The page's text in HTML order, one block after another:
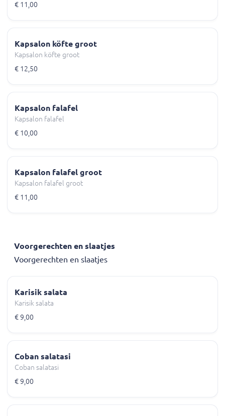
€ 11,00
Kapsalon köfte groot
Kapsalon köfte groot
€ 12,50
Kapsalon falafel
Kapsalon falafel
€ 10,00
Kapsalon falafel groot
Kapsalon falafel groot
€ 11,00
Voorgerechten en slaatjes
Voorgerechten en slaatjes
Karisik salata
Karisik salata
€ 9,00
Coban salatasi
Coban salatasi
€ 9,00